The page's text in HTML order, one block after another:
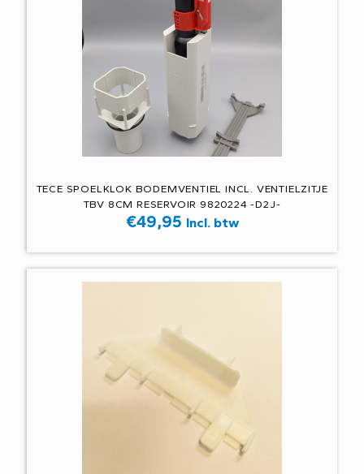
TECE SPOELKLOK BODEMVENTIEL INCL. VENTIELZITJE
TBV 8CM RESERVOIR 9820224 -D2J-
€49,95 Incl. btw